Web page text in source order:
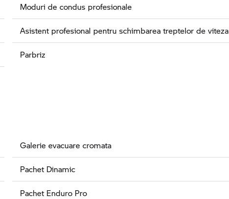
Moduri de condus profesionale
Asistent profesional pentru schimbarea treptelor de viteza
Parbriz
Galerie evacuare cromata
Pachet Dinamic
Pachet Enduro Pro